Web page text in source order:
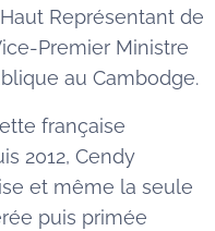
Représentant de
Premier Ministre
au Cambodge.
française
2012, Cendy
et même la seule
puis primée